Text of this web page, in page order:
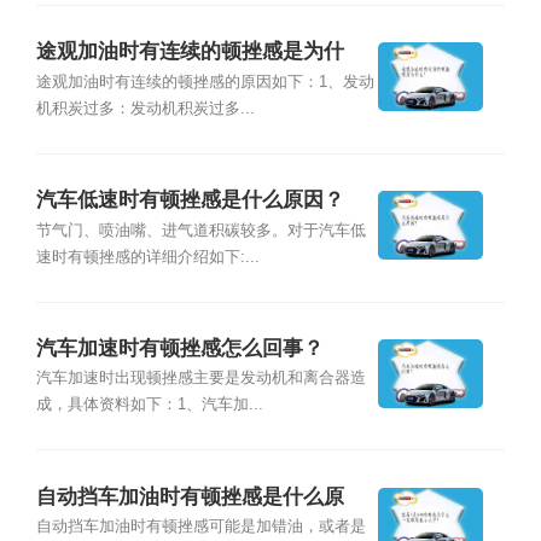
途观加油时有连续的顿挫感是为什
么？
途观加油时有连续的顿挫感的原因如下：1、发动
机积炭过多：发动机积炭过多...
汽车低速时有顿挫感是什么原因？
节气门、喷油嘴、进气道积碳较多。对于汽车低
速时有顿挫感的详细介绍如下:...
汽车加速时有顿挫感怎么回事？
汽车加速时出现顿挫感主要是发动机和离合器造
成，具体资料如下：1、汽车加...
自动挡车加油时有顿挫感是什么原
因？
自动挡车加油时有顿挫感可能是加错油，或者是